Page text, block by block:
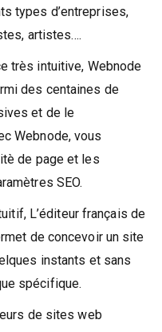
types d’entreprises,
artistes….
très intuitive, Webnode
des centaines de
et de le
Webnode, vous
de page et les
SEO.
L’éditeur français de
de concevoir un site
instants et sans
spécifique.
de sites web